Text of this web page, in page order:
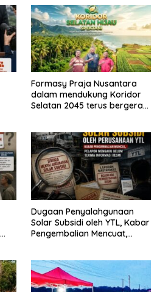
Formasy Praja Nusantara
dalam mendukung Koridor
Selatan 2045 terus bergerak
dengan SPEKTANI
Dugaan Penyalahgunaan
Solar Subsidi oleh YTL, Kabar
Pengembalian Mencuat,